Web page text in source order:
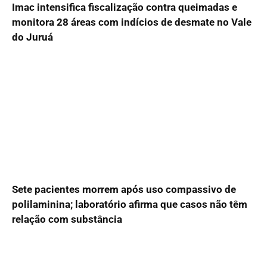
Imac intensifica fiscalização contra queimadas e
monitora 28 áreas com indícios de desmate no Vale
do Juruá
Sete pacientes morrem após uso compassivo de
polilaminina; laboratório afirma que casos não têm
relação com substância